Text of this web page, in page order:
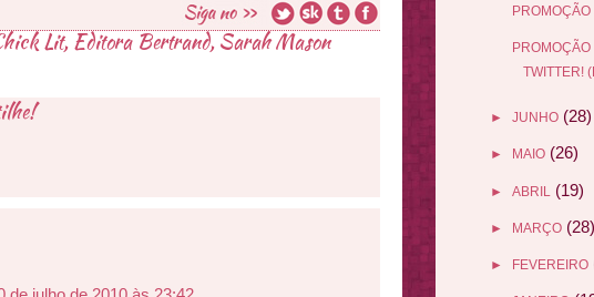
Lit,Editora Bertrand,Sarah Mason
PROMOÇÃO
TWITTER!
► JUNHO (28)
► MAIO (26)
► ABRIL (19)
► MARÇO (28)
► FEVEREIRO